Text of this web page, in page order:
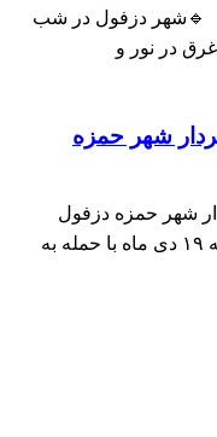
دزفول در شب
نور و
شهر حمزه
حمزه دزفول